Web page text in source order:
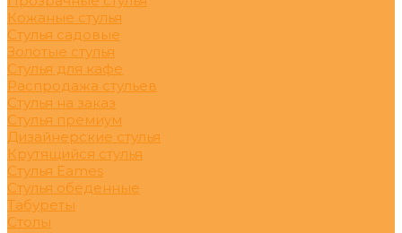
Кожаные стулья
Стулья садовые
Золотые стулья
Стулья для кафе
Распродажа стульев
Стулья на заказ
Стулья премиум
Дизайнерские стулья
Крутящийся стулья
Стулья Eames
Стулья обеденные
Табуреты
Столы